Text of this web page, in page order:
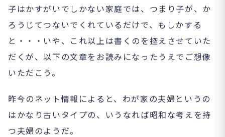
子はかすがいでしかない家庭では、つまり子が、か
ろうじてつないでくれているだけで、もしかする
と・・・いや、これ以上は書くのを控えさせていた
だくが、以下の文章をお読みになったうえでご想像
いただこう。
昨今のネット情報によると、わが家の夫婦というの
はかなり古いタイプの、いうなれば昭和な考えを持
つ夫婦のようだ。